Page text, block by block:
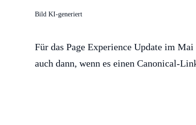
Bild KI-generiert
Für das Page Experience Update im
auch dann, wenn es einen Canonical-